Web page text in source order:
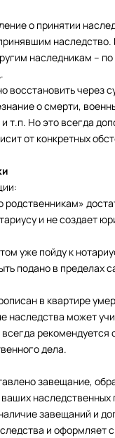
о принятии
наследство.
наследникам –
восстановить через
о смерти,
т.п. Но это всегда
от конкретных
родственникам»
и не создает
уже пойду к
подано в пределах
в квартире
наследства может
рекомендуется
дела.
завещание,
наследственных
завещаний и
и оформляет